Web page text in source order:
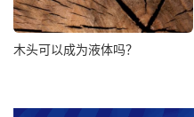
木头可以成为液体吗？